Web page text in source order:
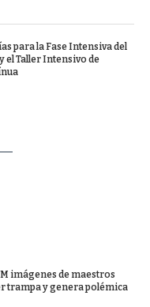
para la Fase Intensiva del
el Taller Intensivo de
imágenes de maestros
trampa y genera polémica